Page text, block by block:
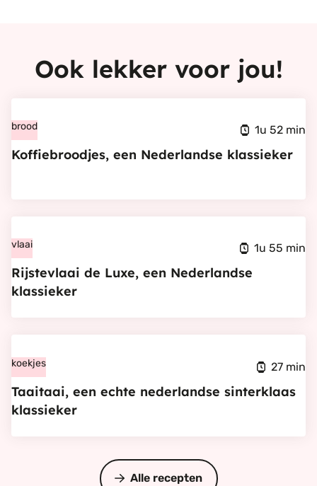
Ook lekker voor jou!
Koffiebroodjes,
een
brood 1u 52 min
Koffiebroodjes, een Nederlandse klassieker
Rijstevlaai
de
Luxe,
vlaai 1u 55 min
Rijstevlaai de Luxe, een Nederlandse
klassieker
Taaitaai,
echte
koekjes 27 min
Taaitaai, een echte nederlandse sinterklaas
klassieker
Alle recepten